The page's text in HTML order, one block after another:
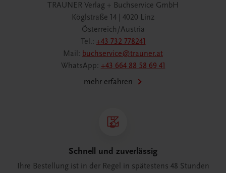
TRAUNER Verlag + Buchservice GmbH
Köglstraße 14 | 4020 Linz
Österreich/Austria
Tel.: +43 732 778241
Mail: buchservice@trauner.at
WhatsApp: +43 664 88 58 69 41
mehr erfahren
Schnell und zuverlässig
Ihre Bestellung ist in der Regel in spätestens 48 Stunden